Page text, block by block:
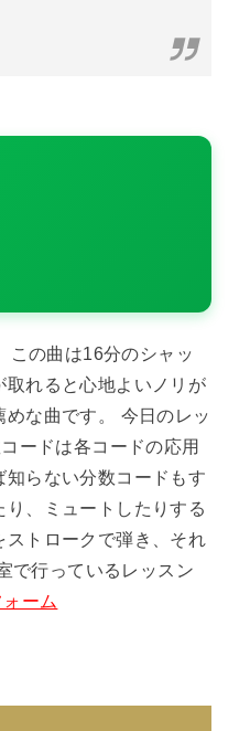
この曲は16分のシャッ
取れると心地よいノリが
な曲です。 今日のレッ
ードは各コードの応用
らない分数コードもす
、ミュートしたりする
トロークで弾き、それ
で行っているレッスン
ーム